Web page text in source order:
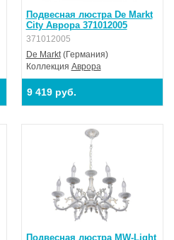
Подвесная люстра De Markt
City Аврора 371012005
371012005
De Markt(Германия)
Коллекция Аврора
9 419 руб.
Подвесная люстра MW-Light